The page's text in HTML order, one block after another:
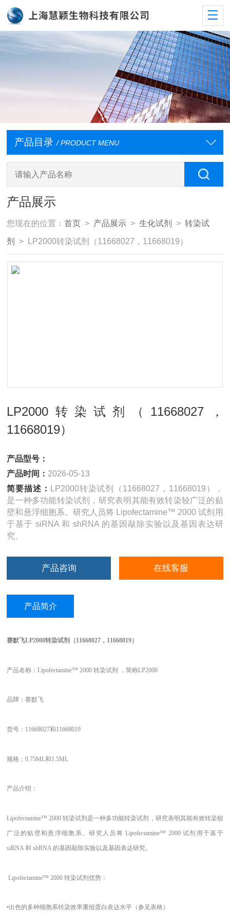
产品目录 / PRODUCT MENU
产品展示
您现在的位置：首页 > 产品展示 >生化试剂 >转染试
剂 > LP2000转染试剂（11668027，11668019）
LP2000转染试剂（11668027，
11668019）
产品型号：
产品时间： 2026-05-13
简要描述：
LP2000转染试剂（11668027，11668019），
是一种多功能转染试剂，研究表明其能有效转染较广泛的贴
壁和悬浮细胞系。研究人员将 Lipofectamine™ 2000 试剂用
于基于 siRNA 和 shRNA 的基因敲除实验以及基因表达研
究。
产品咨询 在线客服
产品简介
赛默飞LP2000转染试剂（11668027，11668019）
产品名称：Lipofectamine™ 2000 转染试剂 ，简称LP2000
品牌：赛默飞
货号： 11668027和11668019
规格：0.75ML和1.5ML
产品介绍：
Lipofectamine™ 2000 转染试剂是一种多功能转染试剂，研究表明其能有效转染较
广泛的贴壁和悬浮细胞系。研究人员将 Lipofectamine™ 2000 试剂用于基于
siRNA 和 shRNA 的基因敲除实验以及基因表达研究。
Lipofectamine™ 2000 转染试剂优势：
•出色的多种细胞系转染效率重组蛋白表达水平（参见表格）